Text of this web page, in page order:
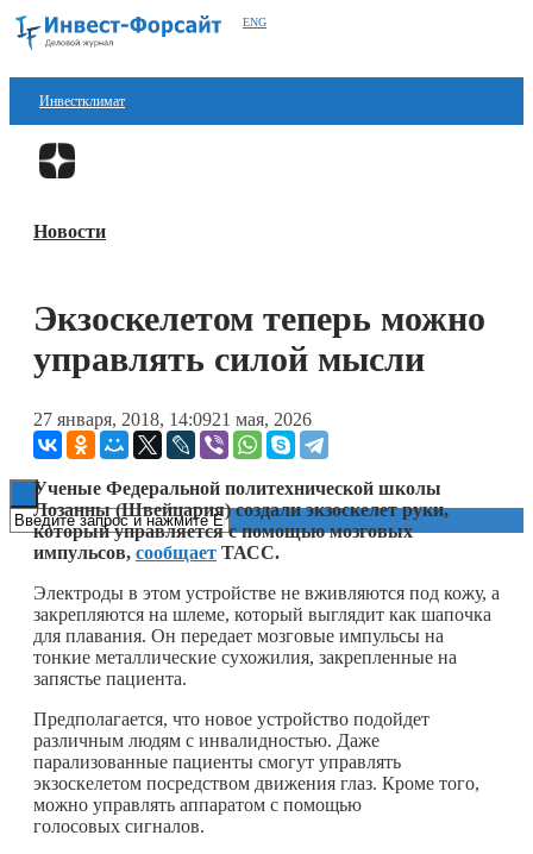
ENG
Инвестклимат
Финансы
Блокчейн
Книги
Новости
Экзоскелетом теперь можно
управлять силой мысли
27 января, 2018, 14:0921 мая, 2026
Ученые Федеральной политехнической школы
Лозанны (Швейцария) создали экзоскелет руки,
который управляется с помощью мозговых
импульсов, сообщает ТАСС.
Электроды в этом устройстве не вживляются под кожу, а
закрепляются на шлеме, который выглядит как шапочка
для плавания. Он передает мозговые импульсы на
тонкие металлические сухожилия, закрепленные на
запястье пациента.
Предполагается, что новое устройство подойдет
различным людям с инвалидностью. Даже
парализованные пациенты смогут управлять
экзоскелетом посредством движения глаз. Кроме того,
можно управлять аппаратом с помощью
голосовых сигналов.